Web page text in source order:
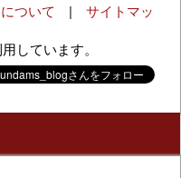
ついて | サイトマッ
しています。